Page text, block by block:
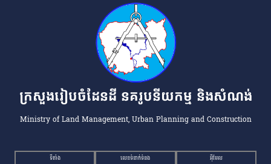
ក្រសួងរៀបចំដែនដី នគរូបនីយកម្ម និងសំណង់
Ministry of Land Management, Urban Planning and Construction
ទីតាំង លេខទំនាក់ទំនង អ៉ីមែល